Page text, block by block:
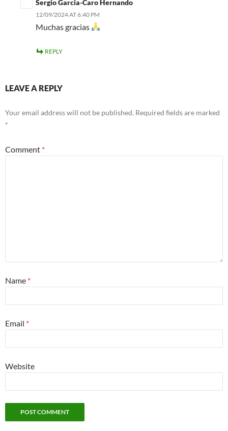
Sergio Garcia-Caro Hernando
12/09/2024 AT 6:40 PM
Muchas gracias
REPLY
LEAVE A REPLY
Your email address will not be published. Required fields are marked
*
Comment *
Name *
Email *
Website